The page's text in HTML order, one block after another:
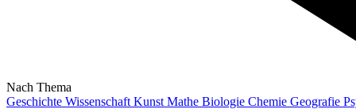
Nach Thema
Geschichte Wissenschaft Kunst Mathe Biologie Chemie Geografie